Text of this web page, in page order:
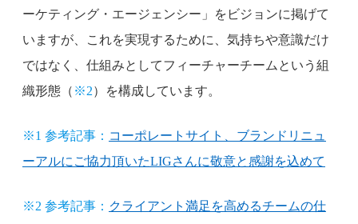
ーケティング・エージェンシー」をビジョンに掲げて
いますが、これを実現するために、気持ちや意識だけ
ではなく、仕組みとしてフィーチャーチームという組
織形態（ ※2）を構成しています。
※1 参考記事： コーポレートサイト、ブランドリニュ
ーアルにご協力頂いたLIGさんに敬意と感謝を込めて
※2 参考記事： クライアント満足を高めるチームの仕